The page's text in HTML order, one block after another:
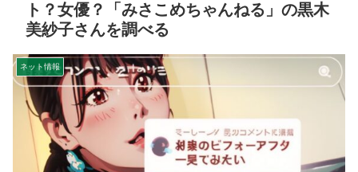
ト？女優？「みさこめちゃんねる」の黒木
美紗子さんを調べる
ネット情報